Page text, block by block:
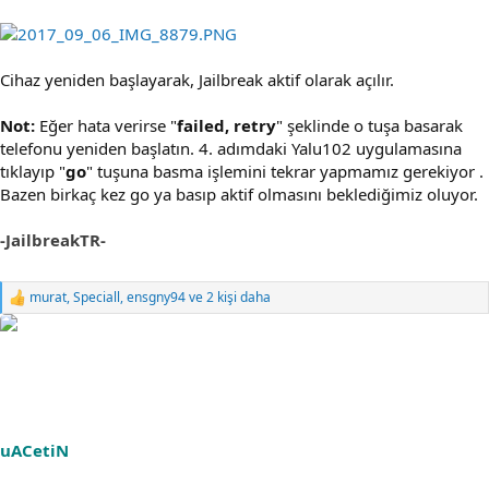
Cihaz yeniden başlayarak, Jailbreak aktif olarak açılır.
Not: Eğer hata verirse "failed, retry" şeklinde o tuşa basarak
telefonu yeniden başlatın. 4. adımdaki Yalu102 uygulamasına
tıklayıp "go" tuşuna basma işlemini tekrar yapmamız gerekiyor .
Bazen birkaç kez go ya basıp aktif olmasını beklediğimiz oluyor.
-JailbreakTR-
R
e
:
murat,Speciall,ensgny94ve 2 kişi daha
uACetiN